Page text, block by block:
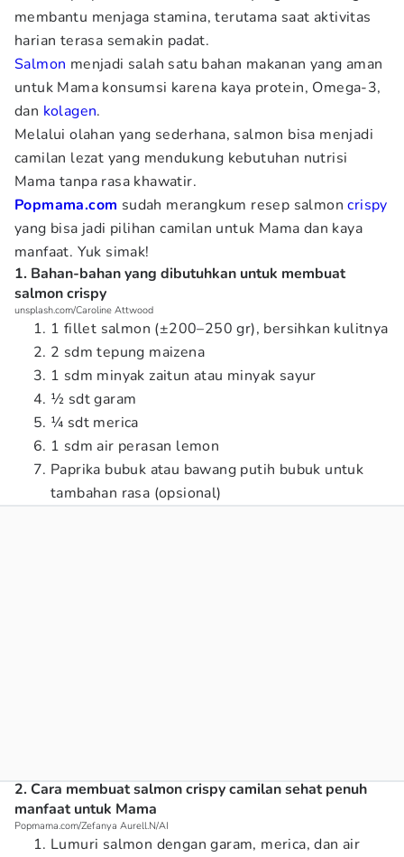
membantu menjaga stamina, terutama saat aktivitas
harian terasa semakin padat.
Salmon menjadi salah satu bahan makanan yang aman
untuk Mama konsumsi karena kaya protein, Omega-3,
dan kolagen.
Melalui olahan yang sederhana, salmon bisa menjadi
camilan lezat yang mendukung kebutuhan nutrisi
Mama tanpa rasa khawatir.
Popmama.com sudah merangkum resep salmoncrispy
yang bisa jadi pilihan camilan untuk Mama dan kaya
manfaat. Yuk simak!
1. Bahan-bahan yang dibutuhkan untuk membuat
salmon crispy
unsplash.com/Caroline Attwood
1 fillet salmon (±200–250 gr), bersihkan kulitnya
2 sdm tepung maizena
1 sdm minyak zaitun atau minyak sayur
½ sdt garam
¼ sdt merica
1 sdm air perasan lemon
Paprika bubuk atau bawang putih bubuk untuk
tambahan rasa (opsional)
2. Cara membuat salmon crispy camilan sehat penuh
manfaat untuk Mama
Popmama.com/Zefanya Aurell.N/AI
Lumuri salmon dengan garam, merica, dan air